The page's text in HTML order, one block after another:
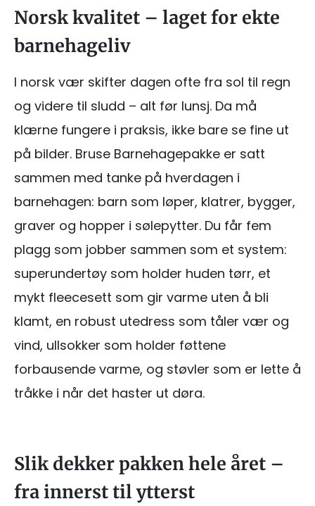
Norsk kvalitet – laget for ekte
barnehageliv
I norsk vær skifter dagen ofte fra sol til regn
og videre til sludd – alt før lunsj. Da må
klærne fungere i praksis, ikke bare se fine ut
på bilder. Bruse Barnehagepakke er satt
sammen med tanke på hverdagen i
barnehagen: barn som løper, klatrer, bygger,
graver og hopper i sølepytter. Du får fem
plagg som jobber sammen som et system:
superundertøy som holder huden tørr, et
mykt fleecesett som gir varme uten å bli
klamt, en robust utedress som tåler vær og
vind, ullsokker som holder føttene
forbausende varme, og støvler som er lette å
tråkke i når det haster ut døra.
Slik dekker pakken hele året –
fra innerst til ytterst